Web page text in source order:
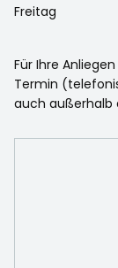
Freitag
Für Ihre
Termin
auch außerhalb